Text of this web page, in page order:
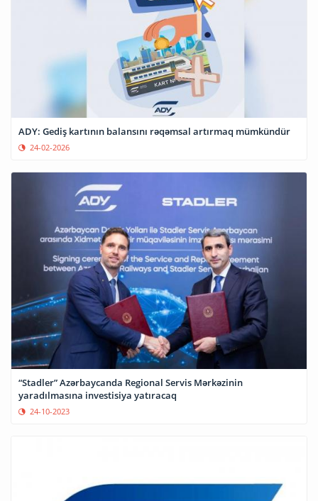
ADY: Gediş kartının balansını rəqəmsal artırmaq mümkündür
24-02-2026
“Stadler” Azərbaycanda Regional Servis Mərkəzinin
yaradılmasına investisiya yatıracaq
24-10-2023